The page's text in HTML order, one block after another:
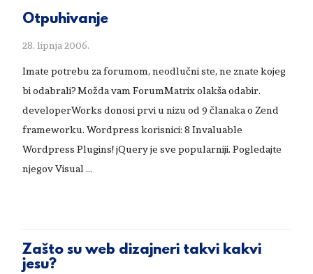
Otpuhivanje
28. lipnja 2006.
Imate potrebu za forumom, neodlučni ste, ne znate kojeg
bi odabrali? Možda vam ForumMatrix olakša odabir.
developerWorks donosi prvi u nizu od 9 članaka o Zend
frameworku. Wordpress korisnici: 8 Invaluable
Wordpress Plugins! jQuery je sve popularniji. Pogledajte
njegov Visual …
Zašto su web dizajneri takvi kakvi
jesu?